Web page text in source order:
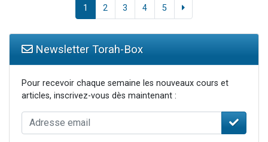
1 2 3 4 5
Newsletter Torah-Box
Pour recevoir chaque semaine les nouveaux cours et
articles, inscrivez-vous dès maintenant :